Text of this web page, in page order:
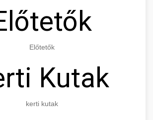
Előtetők
Kutak
kerti kutak